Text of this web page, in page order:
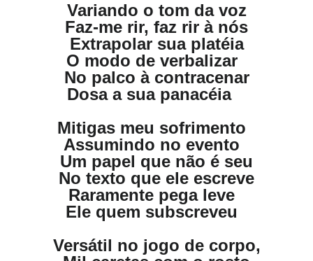
Variando o tom da voz
Faz-me rir, faz rir à nós
Extrapolar sua platéia
O modo de verbalizar
No palco à contracenar
Dosa a sua panacéia
Mitigas meu sofrimento
Assumindo no evento
Um papel que não é seu
No texto que ele escreve
Raramente pega leve
Ele quem subscreveu
Versátil no jogo de corpo,